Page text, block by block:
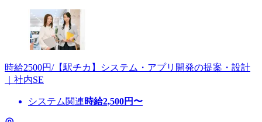
時給2500円/【駅チカ】システム・アプリ開発の提案・設計
｜社内SE
システム関連時給2,500円〜